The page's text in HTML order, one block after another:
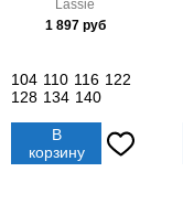
Lassie
1 897руб
104 110 116 122
128 134 140
В
корзину